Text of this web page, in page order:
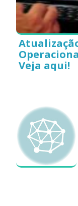
Veja aqui!